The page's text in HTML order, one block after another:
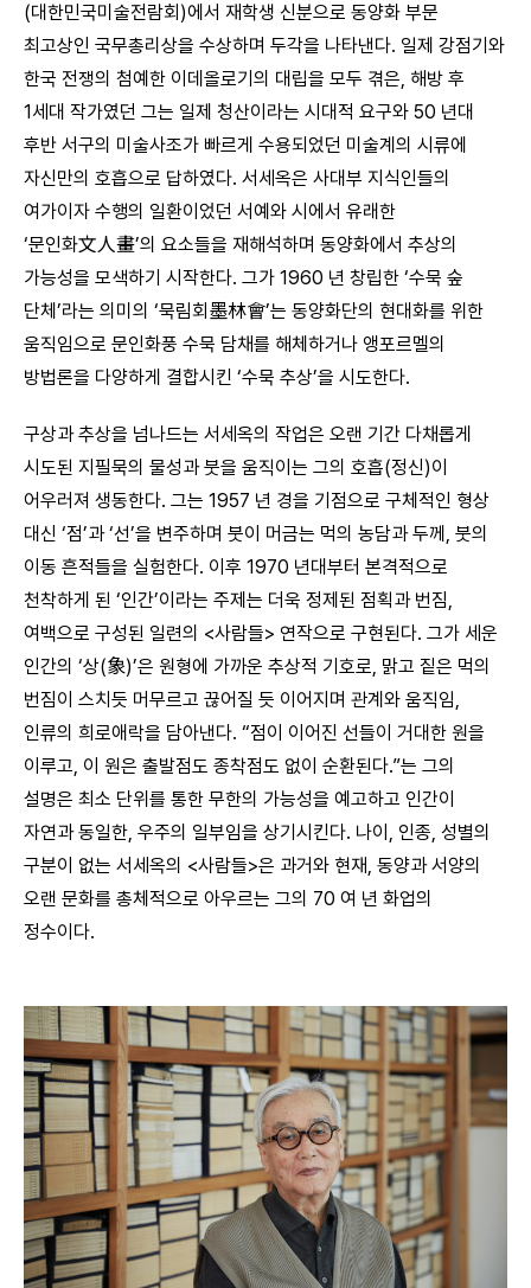
(대한민국미술전람회)에서 재학생 신분으로 동양화 부문
최고상인 국무총리상을 수상하며 두각을 나타낸다. 일제 강점기와
한국 전쟁의 첨예한 이데올로기의 대립을 모두 겪은, 해방 후
1세대 작가였던 그는 일제 청산이라는 시대적 요구와 50 년대
후반 서구의 미술사조가 빠르게 수용되었던 미술계의 시류에
자신만의 호흡으로 답하였다. 서세옥은 사대부 지식인들의
여가이자 수행의 일환이었던 서예와 시에서 유래한
‘문인화文人畫’의 요소들을 재해석하며 동양화에서 추상의
가능성을 모색하기 시작한다. 그가 1960 년 창립한 ‘수묵 숲
단체’라는 의미의 ‘묵림회墨林會’는 동양화단의 현대화를 위한
움직임으로 문인화풍 수묵 담채를 해체하거나 앵포르멜의
방법론을 다양하게 결합시킨 ‘수묵 추상’을 시도한다.
구상과 추상을 넘나드는 서세옥의 작업은 오랜 기간 다채롭게
시도된 지필묵의 물성과 붓을 움직이는 그의 호흡(정신)이
어우러져 생동한다. 그는 1957 년 경을 기점으로 구체적인 형상
대신 ‘점’과 ‘선’을 변주하며 붓이 머금는 먹의 농담과 두께, 붓의
이동 흔적들을 실험한다. 이후 1970 년대부터 본격적으로
천착하게 된 ‘인간’이라는 주제는 더욱 정제된 점획과 번짐,
여백으로 구성된 일련의 <사람들> 연작으로 구현된다. 그가 세운
인간의 ‘상(象)’은 원형에 가까운 추상적 기호로, 맑고 짙은 먹의
번짐이 스치듯 머무르고 끊어질 듯 이어지며 관계와 움직임,
인류의 희로애락을 담아낸다. “점이 이어진 선들이 거대한 원을
이루고, 이 원은 출발점도 종착점도 없이 순환된다.”는 그의
설명은 최소 단위를 통한 무한의 가능성을 예고하고 인간이
자연과 동일한, 우주의 일부임을 상기시킨다. 나이, 인종, 성별의
구분이 없는 서세옥의 <사람들>은 과거와 현재, 동양과 서양의
오랜 문화를 총체적으로 아우르는 그의 70 여 년 화업의
정수이다.